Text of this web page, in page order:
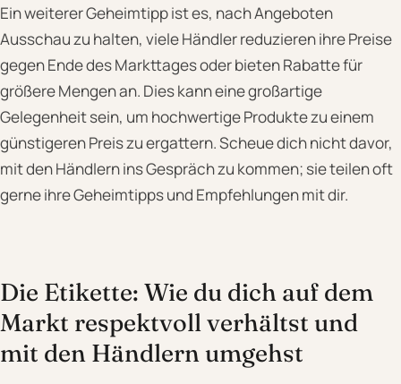
Ein weiterer Geheimtipp ist es, nach Angeboten
Ausschau zu halten, viele Händler reduzieren ihre Preise
gegen Ende des Markttages oder bieten Rabatte für
größere Mengen an. Dies kann eine großartige
Gelegenheit sein, um hochwertige Produkte zu einem
günstigeren Preis zu ergattern. Scheue dich nicht davor,
mit den Händlern ins Gespräch zu kommen; sie teilen oft
gerne ihre Geheimtipps und Empfehlungen mit dir.
Die Etikette: Wie du dich auf dem
Markt respektvoll verhältst und
mit den Händlern umgehst